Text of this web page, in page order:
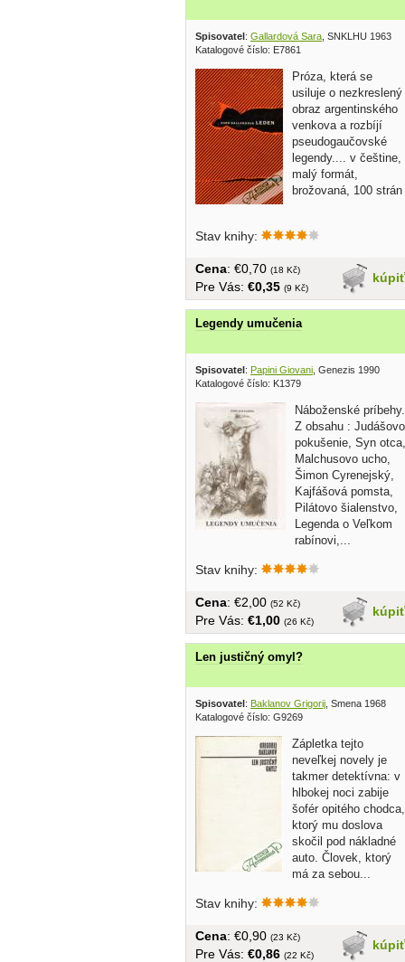
Spisovatel : Gallardová Sara , SNKLHU 1963
Katalogové číslo: E7861
Próza, která se
usiluje o nezkreslený
obraz argentinského
venkova a rozbíjí
pseudogaučovské
legendy.... v češtine,
malý formát,
brožovaná, 100 strán
Stav knihy:
kúpiť
Cena: €0,70 (18 Kč)
Pre Vás: €0,35 (9 Kč)
Legendy umučenia
Spisovatel: Papini Giovani , Genezis 1990
Katalogové číslo: K1379
Náboženské príbehy.
Z obsahu : Judášovo
pokušenie, Syn otca,
Malchusovo ucho,
Šimon Cyrenejský,
Kajfášová pomsta,
Pilátovo šialenstvo,
Legenda o Veľkom
rabínovi,...
Stav knihy:
kúpiť
Cena: €2,00 (52 Kč)
Pre Vás: €1,00 (26 Kč)
Len justičný omyl?
Spisovatel: Baklanov Grigorij , Smena 1968
Katalogové číslo: G9269
Zápletka tejto
neveľkej novely je
takmer detektívna: v
hlbokej noci zabije
šofér opitého chodca,
ktorý mu doslova
skočil pod nákladné
auto. Človek, ktorý
má za sebou...
Stav knihy:
kúpiť
Cena: €0,90 (23 Kč)
Pre Vás: €0,86 (22 Kč)